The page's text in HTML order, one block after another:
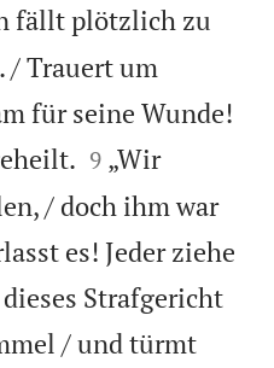
fällt plötzlich zu
/ Trauert um
für seine Wunde!


9 „Wir
/ doch ihm war
es! Jeder ziehe
Strafgericht
/ und türmt